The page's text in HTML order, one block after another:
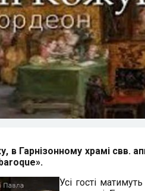
в Гарнізонному храмі свв.
».
Усі гості